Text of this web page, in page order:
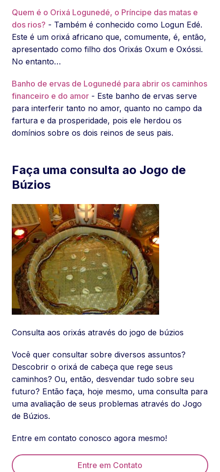
Quem é o Orixá Logunedé, o Príncipe das matas e
dos rios? - Também é conhecido como Logun Edé.
Este é um orixá africano que, comumente, é, então,
apresentado como filho dos Orixás Oxum e Oxóssi.
No entanto…
Banho de ervas de Logunedé para abrir os caminhos
financeiro e do amor - Este banho de ervas serve
para interferir tanto no amor, quanto no campo da
fartura e da prosperidade, pois ele herdou os
domínios sobre os dois reinos de seus pais.
Faça uma consulta ao Jogo de
Búzios
Consulta aos orixás através do jogo de búzios
Você quer consultar sobre diversos assuntos?
Descobrir o orixá de cabeça que rege seus
caminhos? Ou, então, desvendar tudo sobre seu
futuro? Então faça, hoje mesmo, uma consulta para
uma avaliação de seus problemas através do Jogo
de Búzios.
Entre em contato conosco agora mesmo!
Entre em Contato